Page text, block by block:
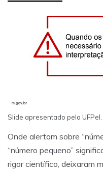
Slide apresentado pela UFPel.
Onde alertam sobre
“número pequeno”
rigor científico, deixaram